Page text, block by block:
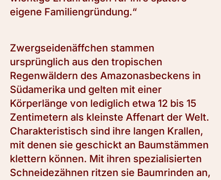
eigene Familiengründung.“
Zwergseidenäffchen stammen
ursprünglich aus den tropischen
Regenwäldern des Amazonasbeckens in
Südamerika und gelten mit einer
Körperlänge von lediglich etwa 12 bis 15
Zentimetern als kleinste Affenart der Welt.
Charakteristisch sind ihre langen Krallen,
mit denen sie geschickt an Baumstämmen
klettern können. Mit ihren spezialisierten
Schneidezähnen ritzen sie Baumrinden an,